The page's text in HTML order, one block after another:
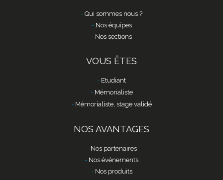
Qui sommes nous ?
Nos équipes
Nos sections
VOUS ÊTES
Etudiant
Mémorialiste
Mémorialiste, stage validé
NOS AVANTAGES
Nos partenaires
Nos événements
Nos produits